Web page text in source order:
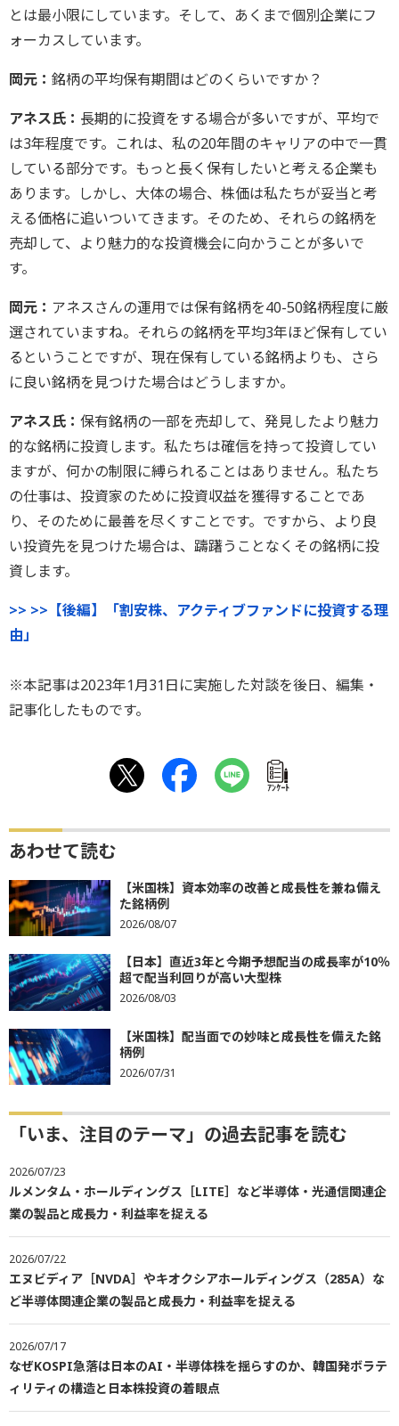
とは最小限にしています。そして、あくまで個別企業にフ
ォーカスしています。
岡元： 銘柄の平均保有期間はどのくらいですか？
アネス氏： 長期的に投資をする場合が多いですが、平均で
は3年程度です。これは、私の20年間のキャリアの中で一貫
している部分です。もっと長く保有したいと考える企業も
あります。しかし、大体の場合、株価は私たちが妥当と考
える価格に追いついてきます。そのため、それらの銘柄を
売却して、より魅力的な投資機会に向かうことが多いで
す。
岡元： アネスさんの運用では保有銘柄を40-50銘柄程度に厳
選されていますね。それらの銘柄を平均3年ほど保有してい
るということですが、現在保有している銘柄よりも、さら
に良い銘柄を見つけた場合はどうしますか。
アネス氏： 保有銘柄の一部を売却して、発見したより魅力
的な銘柄に投資します。私たちは確信を持って投資してい
ますが、何かの制限に縛られることはありません。私たち
の仕事は、投資家のために投資収益を獲得することであ
り、そのために最善を尽くすことです。ですから、より良
い投資先を見つけた場合は、躊躇うことなくその銘柄に投
資します。
>> >>【後編】「割安株、アクティブファンドに投資する理
由」
※本記事は2023年1月31日に実施した対談を後日、編集・
記事化したものです。
ｱﾝｹｰﾄ
あわせて読む
【米国株】資本効率の改善と成長性を兼ね備え
た銘柄例
2026/08/07
【日本】直近3年と今期予想配当の成長率が10％
超で配当利回りが高い大型株
2026/08/03
【米国株】配当面での妙味と成長性を備えた銘
柄例
2026/07/31
「いま、注目のテーマ」の過去記事を読む
2026/07/23
ルメンタム・ホールディングス［LITE］など半導体・光通信関連企
業の製品と成長力・利益率を捉える
2026/07/22
エヌビディア［NVDA］やキオクシアホールディングス（285A）な
ど半導体関連企業の製品と成長力・利益率を捉える
2026/07/17
なぜKOSPI急落は日本のAI・半導体株を揺らすのか、韓国発ボラテ
ィリティの構造と日本株投資の着眼点